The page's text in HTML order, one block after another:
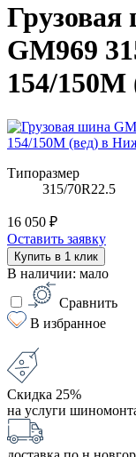
GM969
154/150M
Типоразмер
315/70R22.5
16 050 ₽
Оставить заявку
Купить в 1 клик
В наличии: мало
Сравнить
В избранное
Скидка 25%
на услуги